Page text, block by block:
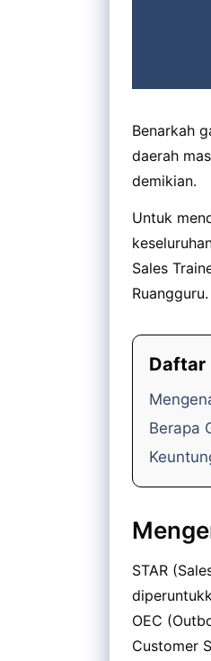
Benarkah
daerah
demikian.
Untuk
Sales
Ruangguru.
Daftar
Berapa
STAR
OEC
Customer